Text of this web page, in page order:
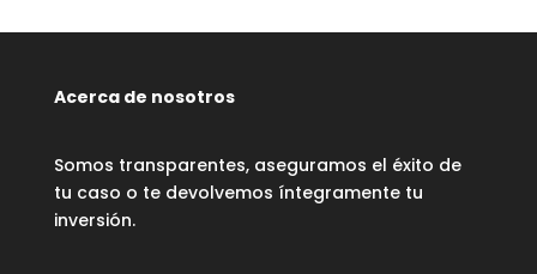
Acerca de nosotros
Somos transparentes, aseguramos el éxito de
tu caso o te devolvemos íntegramente tu
inversión.